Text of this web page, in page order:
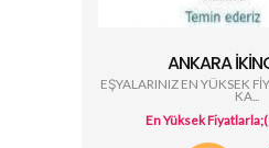
ANKARA
EŞYALARINIZ EN YÜKSEK
KA...
En Yüksek